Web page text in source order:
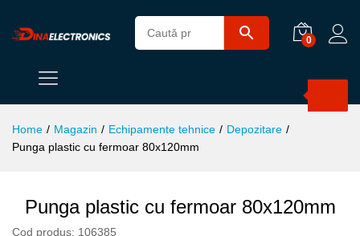
0
Home / Magazin / Echipamente tehnice / Depozitare /
Punga plastic cu fermoar 80x120mm
Punga plastic cu fermoar 80x120mm
Cod produs: 106385